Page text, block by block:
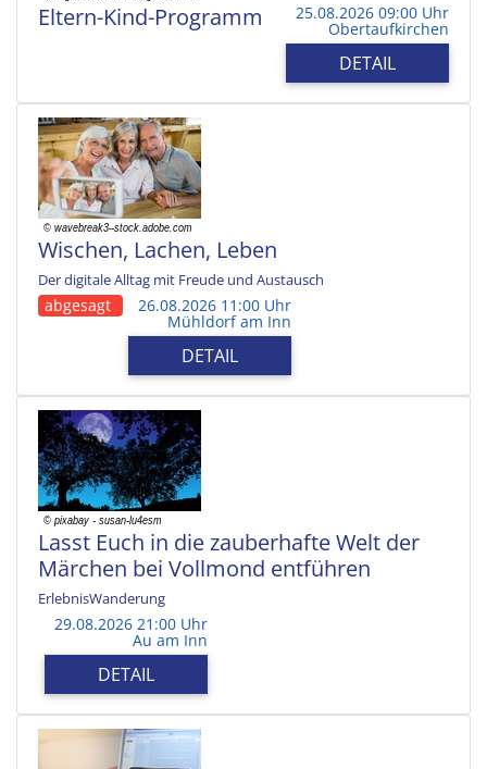
Eltern-Kind-Programm 25.08.2026 09:00 Uhr
Obertaufkirchen
DETAIL
Wischen, Lachen, Leben
Der digitale Alltag mit Freude und Austausch
abgesagt 26.08.2026 11:00 Uhr
Mühldorf am Inn
DETAIL
Lasst Euch in die zauberhafte Welt der
Märchen bei Vollmond entführen
ErlebnisWanderung
29.08.2026 21:00 Uhr
Au am Inn
DETAIL